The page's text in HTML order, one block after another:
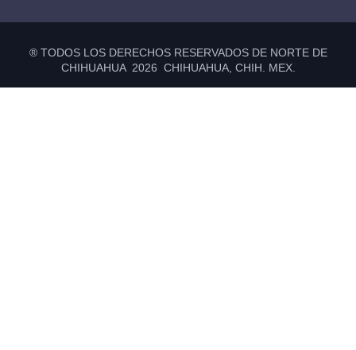
® TODOS LOS DERECHOS RESERVADOS DE NORTE DE
CHIHUAHUA 2026 CHIHUAHUA, CHIH. MEX.